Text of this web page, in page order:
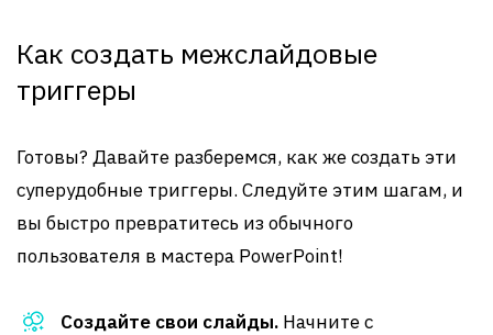
Как создать межслайдовые
триггеры
Готовы? Давайте разберемся, как же создать эти
суперудобные триггеры. Следуйте этим шагам, и
вы быстро превратитесь из обычного
пользователя в мастера PowerPoint!
Создайте свои слайды. Начните с